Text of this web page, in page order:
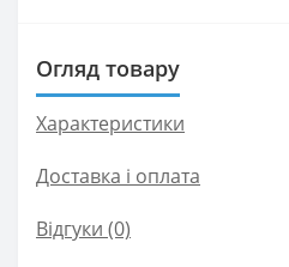
Огляд товару
Характеристики
Доставка і оплата
Відгуки (0)